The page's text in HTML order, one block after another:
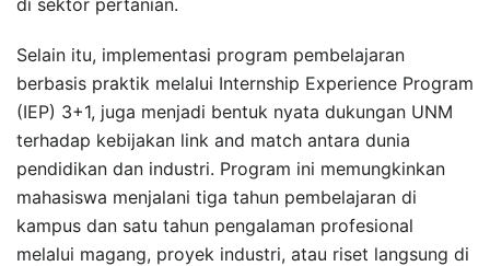
Selain itu, implementasi program pembelajaran
berbasis praktik melalui Internship Experience Program
(IEP) 3+1, juga menjadi bentuk nyata dukungan UNM
terhadap kebijakan link and match antara dunia
pendidikan dan industri. Program ini memungkinkan
mahasiswa menjalani tiga tahun pembelajaran di
kampus dan satu tahun pengalaman profesional
melalui magang, proyek industri, atau riset langsung di